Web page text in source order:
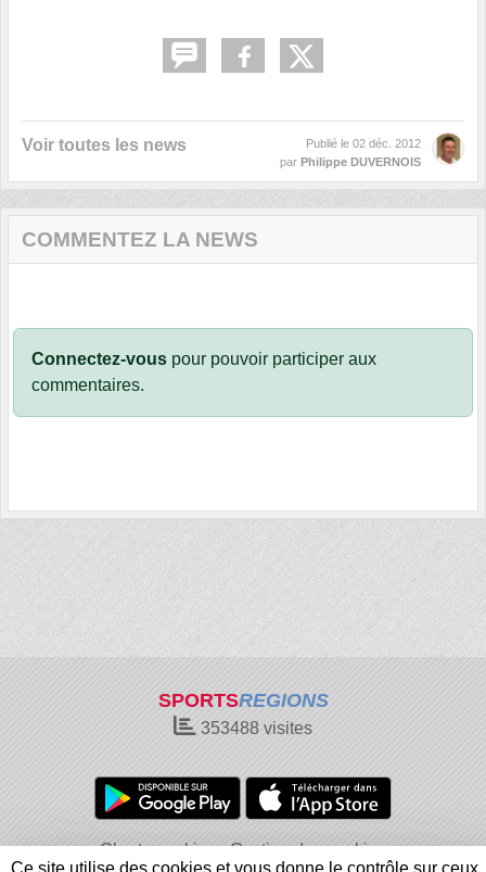
Voir toutes les news Publié le 02 déc. 2012
par Philippe DUVERNOIS
COMMENTEZ LA NEWS
Connectez-vous pour pouvoir participer aux
commentaires.
SPORTSREGIONS
353488 visites
Charte cookies
Gestion des cookies
Ce site utilise des cookies et vous donne le contrôle sur ceux